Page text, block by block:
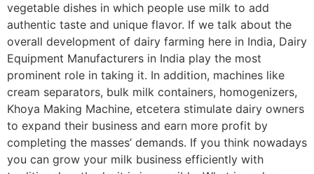
vegetable dishes in which people use milk to add
authentic taste and unique flavor. If we talk about the
overall development of dairy farming here in India, Dairy
Equipment Manufacturers in India play the most
prominent role in taking it. In addition, machines like
cream separators, bulk milk containers, homogenizers,
Khoya Making Machine, etcetera stimulate dairy owners
to expand their business and earn more profit by
completing the masses’ demands. If you think nowadays
you can grow your milk business efficiently with